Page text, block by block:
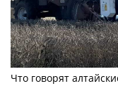
Что говорят